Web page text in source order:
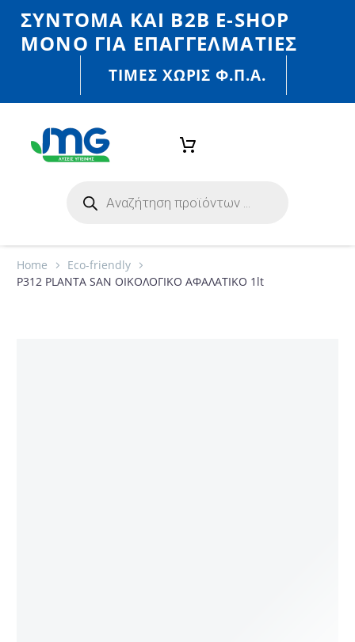
ΣΎΝΤΟΜΑ ΚΑΙ Β2Β E-SHOP
MONO ΓΙΑ ΕΠΑΓΓΕΛΜΑΤΊΕΣ
ΤΙΜΈΣ ΧΩΡΙΣ Φ.Π.Α.
Home
Eco-friendly
P312 PLANTA SAN ΟΙΚΟΛΟΓΙΚΟ ΑΦΑΛΑΤΙΚΟ 1lt